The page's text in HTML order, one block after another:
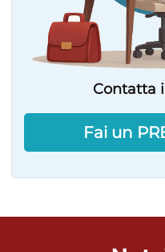
Contatta
Fai un